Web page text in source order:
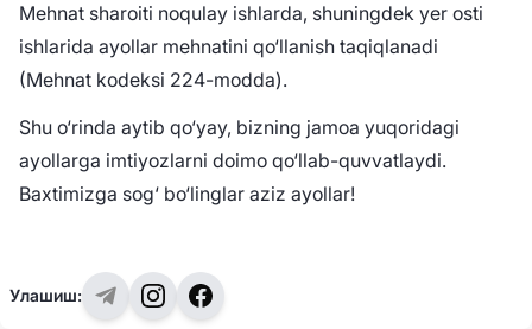
Mehnat sharoiti noqulay ishlarda, shuningdek yer osti
ishlarida ayollar mehnatini qo‘llanish taqiqlanadi
(Mehnat kodeksi 224-modda).
Shu o‘rinda aytib qo‘yay, bizning jamoa yuqoridagi
ayollarga imtiyozlarni doimo qo‘llab-quvvatlaydi.
Baxtimizga sog‘ bo‘linglar aziz ayollar!
Улашиш: